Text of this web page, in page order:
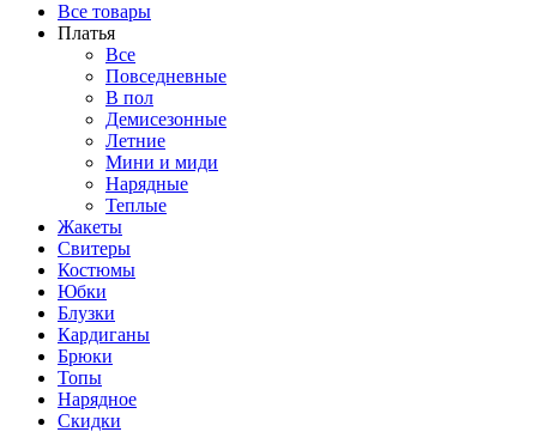
Все товары
Платья
Все
Повседневные
В пол
Демисезонные
Летние
Мини и миди
Нарядные
Теплые
Жакеты
Свитеры
Костюмы
Юбки
Блузки
Кардиганы
Брюки
Топы
Нарядное
Скидки